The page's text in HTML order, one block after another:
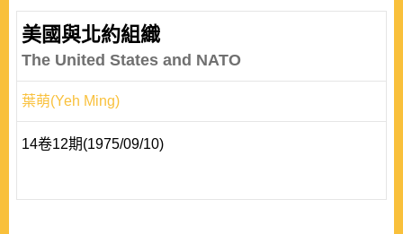
美國與北約組織
The United States and NATO
葉萌(Yeh Ming)
14卷12期(1975/09/10)